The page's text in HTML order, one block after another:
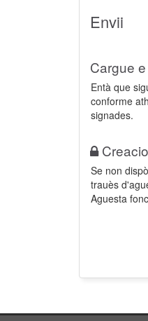
Envii
Cargue
Entà que
conforme
signades.
Se non
trauès
Aguesta